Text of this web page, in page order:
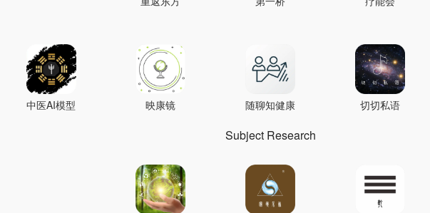
中医AI模型 映康镜 随聊知健康 切切私语
Subject Research